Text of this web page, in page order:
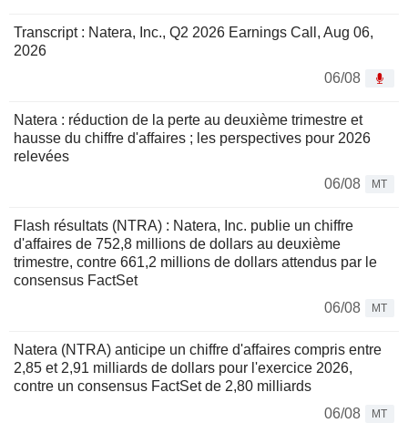
Transcript : Natera, Inc., Q2 2026 Earnings Call, Aug 06,
2026
06/08
Natera : réduction de la perte au deuxième trimestre et
hausse du chiffre d'affaires ; les perspectives pour 2026
relevées
06/08
MT
Flash résultats (NTRA) : Natera, Inc. publie un chiffre
d'affaires de 752,8 millions de dollars au deuxième
trimestre, contre 661,2 millions de dollars attendus par le
consensus FactSet
06/08
MT
Natera (NTRA) anticipe un chiffre d'affaires compris entre
2,85 et 2,91 milliards de dollars pour l'exercice 2026,
contre un consensus FactSet de 2,80 milliards
06/08
MT